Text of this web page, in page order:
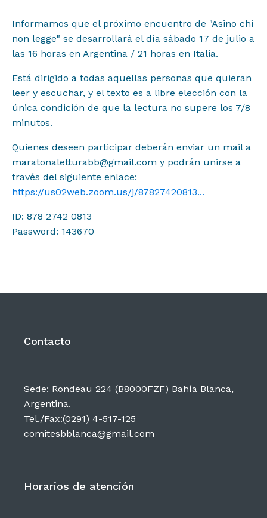
Informamos que el próximo encuentro de "Asino chi
non legge" se desarrollará el día sábado 17 de julio a
las 16 horas en Argentina / 21 horas en Italia.
Está dirigido a todas aquellas personas que quieran
leer y escuchar, y el texto es a libre elección con la
única condición de que la lectura no supere los 7/8
minutos.
Quienes deseen participar deberán enviar un mail a
maratonaletturabb@gmail.com y podrán unirse a
través del siguiente enlace:
https://us02web.zoom.us/j/87827420813...
ID: 878 2742 0813
Password: 143670
Contacto
Sede: Rondeau 224 (B8000FZF) Bahía Blanca,
Argentina.
Tel./Fax:(0291) 4-517-125
comitesbblanca@gmail.com
Horarios de atención
Contacto